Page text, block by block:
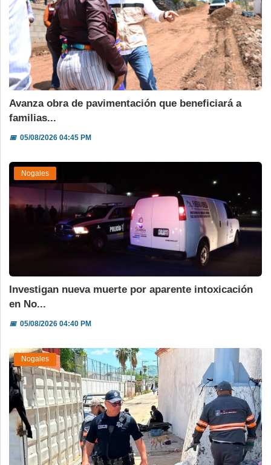
Avanza obra de pavimentación que beneficiará a
familias...
📅05/08/2026 04:45 PM
Nogales
Investigan nueva muerte por aparente intoxicación
en No...
📅05/08/2026 04:40 PM
Nogales